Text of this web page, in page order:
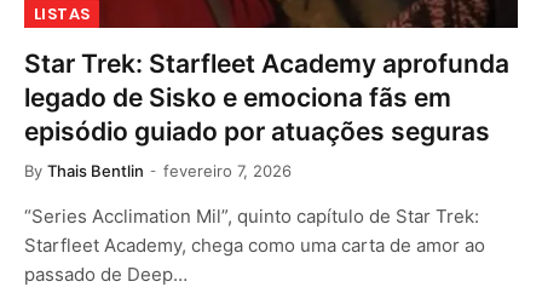
LISTAS
Star Trek: Starfleet Academy aprofunda
legado de Sisko e emociona fãs em
episódio guiado por atuações seguras
By Thais Bentlin fevereiro 7, 2026
“Series Acclimation Mil”, quinto capítulo de Star Trek:
Starfleet Academy, chega como uma carta de amor ao
passado de Deep…